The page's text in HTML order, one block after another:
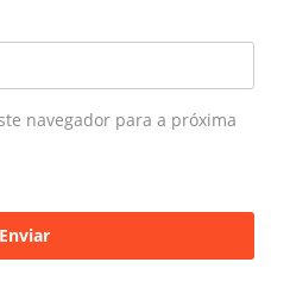
navegador para a próxima